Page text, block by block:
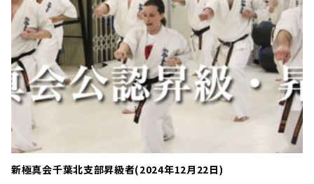
新極真会千葉北支部昇級者(2024年12月22日)